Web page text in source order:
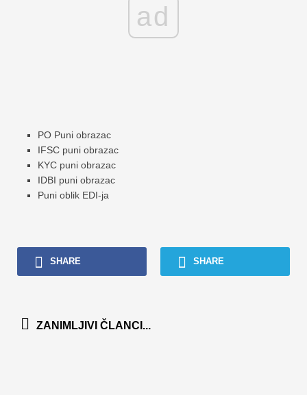
ad
PO Puni obrazac
IFSC puni obrazac
KYC puni obrazac
IDBI puni obrazac
Puni oblik EDI-ja
SHARE SHARE
ZANIMLJIVI ČLANCI...